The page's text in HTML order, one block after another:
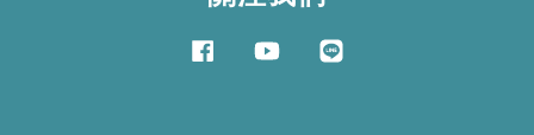
FacebookYouTube